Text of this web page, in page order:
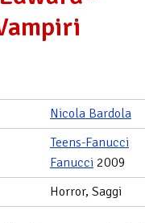
Nicola Bardola
Teens-Fanucci
Fanucci 2009
Horror, Saggi